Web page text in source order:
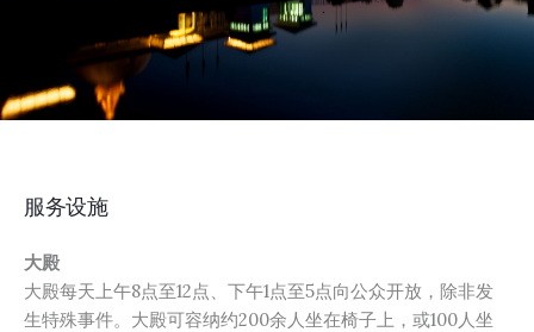
服务设施
大殿
大殿每天上午8点至12点、下午1点至5点向公众开放，除非发
生特殊事件。 大殿可容纳约200余人坐在椅子上，或100人坐